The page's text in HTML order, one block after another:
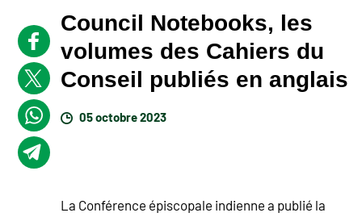
Council Notebooks, les
volumes des Cahiers du
Conseil publiés en anglais
05 octobre 2023
La Conférence épiscopale indienne a publié la